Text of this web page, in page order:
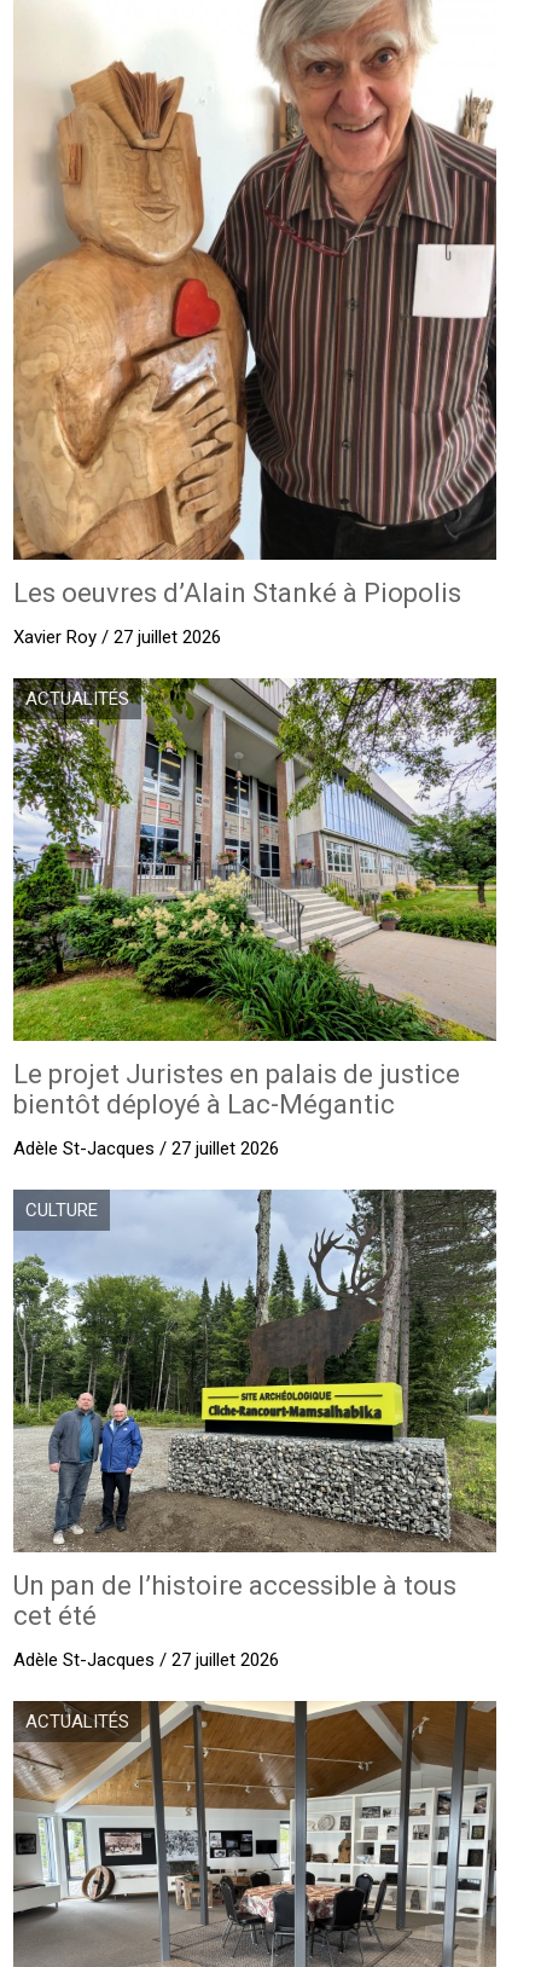
Les oeuvres d’Alain Stanké à Piopolis
Xavier Roy / 27 juillet 2026
ACTUALITÉS
Le projet Juristes en palais de justice
bientôt déployé à Lac-Mégantic
Adèle St-Jacques / 27 juillet 2026
CULTURE
Un pan de l’histoire accessible à tous
cet été
Adèle St-Jacques / 27 juillet 2026
ACTUALITÉS